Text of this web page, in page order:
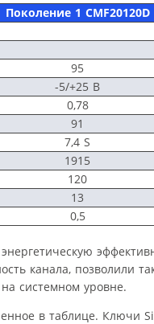
Поколение 1 CMF20120D
95
-5/+25 В
0,78
91
7,4 S
1915
120
13
0,5
канала, позволили
системном уровне.
в таблице. Ключи